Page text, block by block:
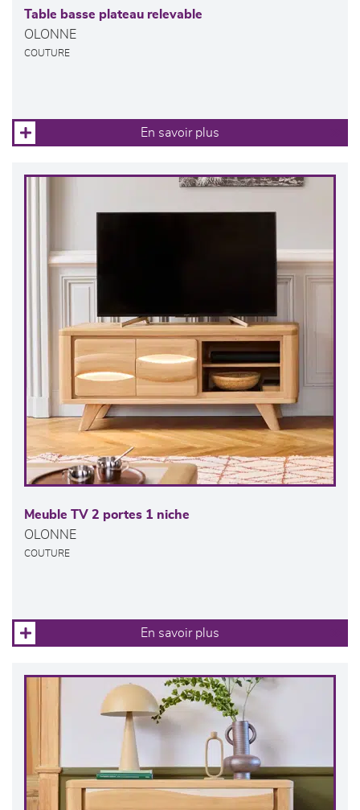
Table basse plateau relevable
OLONNE
COUTURE
En savoir plus
Meuble TV 2 portes 1 niche
OLONNE
COUTURE
En savoir plus